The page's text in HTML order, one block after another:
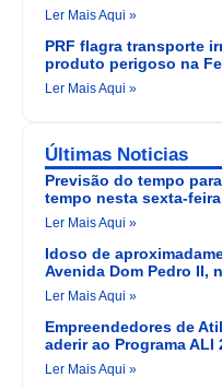
Ler Mais Aqui »
PRF flagra transporte
produto perigoso na
Ler Mais Aqui »
Últimas Noticias
Previsão do tempo
tempo nesta sexta-
Ler Mais Aqui »
Idoso de
Avenida Dom Pedro II,
Ler Mais Aqui »
Empreendedores de
aderir ao Programa ALI
Ler Mais Aqui »